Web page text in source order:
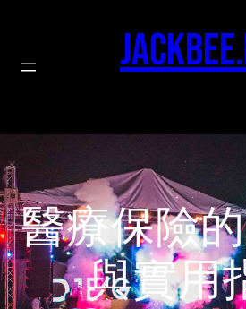
content
醫療保險
與實用